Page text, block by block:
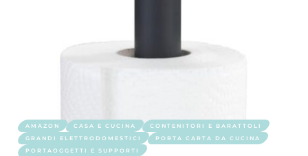
AMAZON CASA E CUCINA
CONTENITORI E BARATTOLI
GRANDI ELETTRODOMESTICI
PORTA CARTA DA CUCINA
PORTAOGGETTI E SUPPORTI